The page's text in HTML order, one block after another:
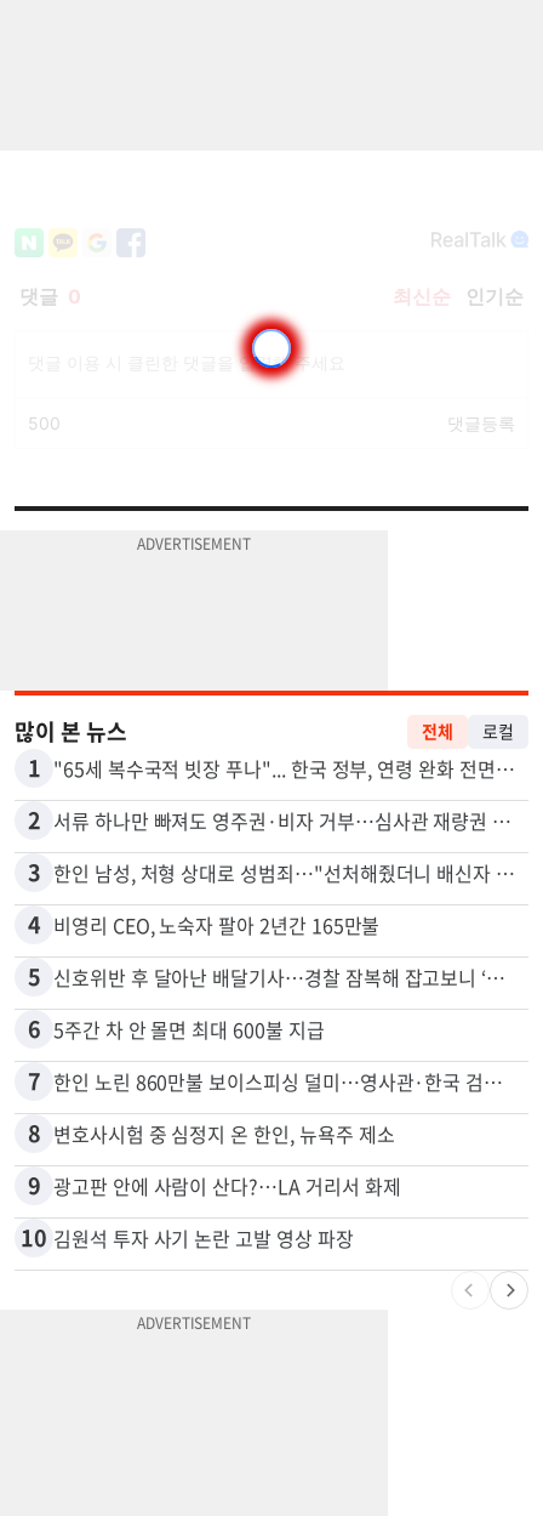
많이 본 뉴스 전체 로컬
1 "65세 복수국적 빗장 푸나"... 한국 정부, 연령 완화 전면 추진
2 서류 하나만 빠져도 영주권·비자 거부…심사관 재량권 대폭 확대
3 한인 남성, 처형 상대로 성범죄…"선처해줬더니 배신자 취급"
4 비영리 CEO, 노숙자 팔아 2년간 165만불
5 신호위반 후 달아난 배달기사…경찰 잠복해 잡고보니 ‘반전’
6 5주간 차 안 몰면 최대 600불 지급
7 한인 노린 860만불 보이스피싱 덜미…영사관·한국 검찰 사칭
8 변호사시험 중 심정지 온 한인, 뉴욕주 제소
9 광고판 안에 사람이 산다?…LA 거리서 화제
10 김원석 투자 사기 논란 고발 영상 파장